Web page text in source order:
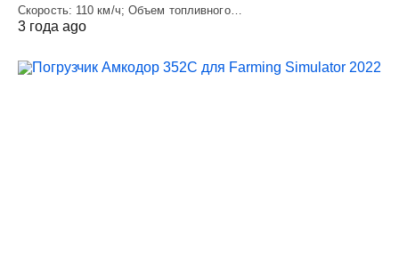
Скорость: 110 км/ч; Объем топливного…
3 года ago